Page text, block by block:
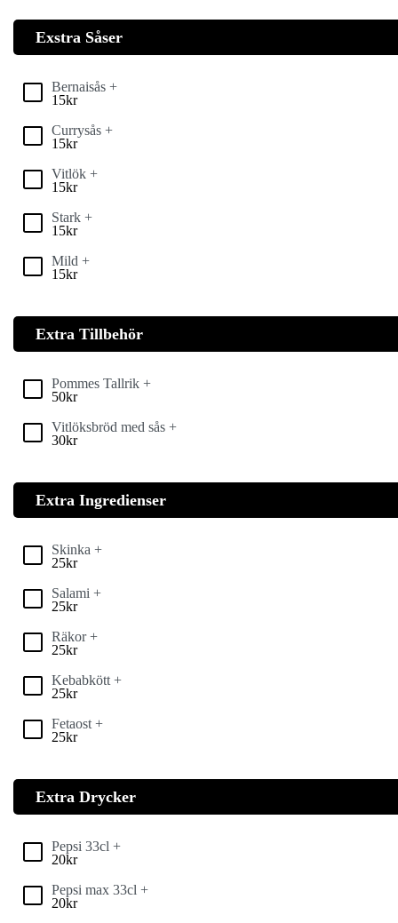
Exstra Såser
Bernaisås +
15kr
Currysås +
15kr
Vitlök +
15kr
Stark +
15kr
Mild +
15kr
Extra Tillbehör
Pommes Tallrik +
50kr
Vitlöksbröd med sås +
30kr
Extra Ingredienser
Skinka +
25kr
Salami +
25kr
Räkor +
25kr
Kebabkött +
25kr
Fetaost +
25kr
Extra Drycker
Pepsi 33cl +
20kr
Pepsi max 33cl +
20kr